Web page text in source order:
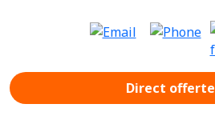
Direct offerte